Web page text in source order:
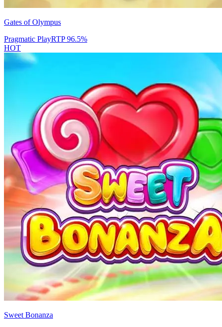
Gates of Olympus
Pragmatic PlayRTP96.5%
HOT
Sweet Bonanza